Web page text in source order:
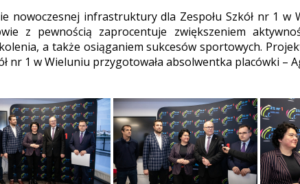
nowoczesnej infrastruktury dla Zespołu Szkół nr 1
z pewnością zaprocentuje zwiększeniem
a także osiąganiem sukcesów sportowych.
nr 1 w Wieluniu przygotowała absolwentka placówki –